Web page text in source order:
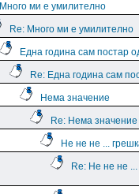
Много ми е умилително
Re: Много ми е умилително
Една година сам постар
Re: Една година сам
Нема значение
Re: Нема значение
Не не не ...
Re: Не не не ...